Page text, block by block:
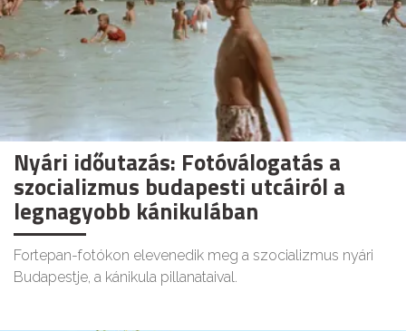
Nyári időutazás: Fotóválogatás a
szocializmus budapesti utcáiról a
legnagyobb kánikulában
Fortepan-fotókon elevenedik meg a szocializmus nyári
Budapestje, a kánikula pillanataival.